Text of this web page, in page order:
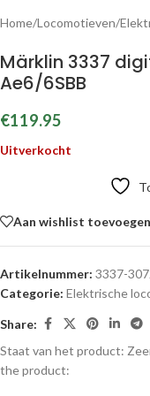
Home/Locomotieven/
Märklin 3337
Ae6/6SBB
€119.95
Uitverkocht
Aan wishlist toevoegen
Artikelnummer: 3337-
Categorie: Elektrische
Share:
Staat van het product:
the product: